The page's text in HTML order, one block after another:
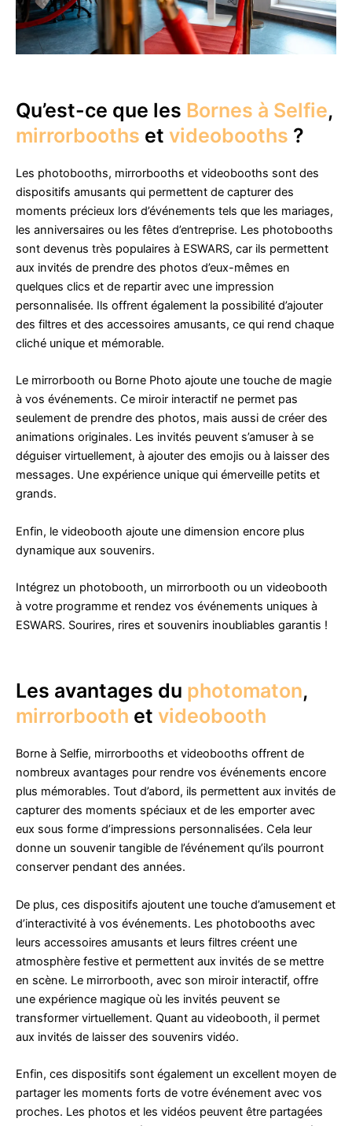
Qu’est-ce que les Bornes à Selfie,
mirrorbooths et videobooths ?
Les photobooths, mirrorbooths et videobooths sont des
dispositifs amusants qui permettent de capturer des
moments précieux lors d’événements tels que les mariages,
les anniversaires ou les fêtes d’entreprise. Les photobooths
sont devenus très populaires à ESWARS, car ils permettent
aux invités de prendre des photos d’eux-mêmes en
quelques clics et de repartir avec une impression
personnalisée. Ils offrent également la possibilité d’ajouter
des filtres et des accessoires amusants, ce qui rend chaque
cliché unique et mémorable.
Le mirrorbooth ou Borne Photo ajoute une touche de magie
à vos événements. Ce miroir interactif ne permet pas
seulement de prendre des photos, mais aussi de créer des
animations originales. Les invités peuvent s’amuser à se
déguiser virtuellement, à ajouter des emojis ou à laisser des
messages. Une expérience unique qui émerveille petits et
grands.
Enfin, le videobooth ajoute une dimension encore plus
dynamique aux souvenirs.
Intégrez un photobooth, un mirrorbooth ou un videobooth
à votre programme et rendez vos événements uniques à
ESWARS. Sourires, rires et souvenirs inoubliables garantis !
Les avantages du photomaton,
mirrorbooth et videobooth
Borne à Selfie, mirrorbooths et videobooths offrent de
nombreux avantages pour rendre vos événements encore
plus mémorables. Tout d’abord, ils permettent aux invités de
capturer des moments spéciaux et de les emporter avec
eux sous forme d’impressions personnalisées. Cela leur
donne un souvenir tangible de l’événement qu’ils pourront
conserver pendant des années.
De plus, ces dispositifs ajoutent une touche d’amusement et
d’interactivité à vos événements. Les photobooths avec
leurs accessoires amusants et leurs filtres créent une
atmosphère festive et permettent aux invités de se mettre
en scène. Le mirrorbooth, avec son miroir interactif, offre
une expérience magique où les invités peuvent se
transformer virtuellement. Quant au videobooth, il permet
aux invités de laisser des souvenirs vidéo.
Enfin, ces dispositifs sont également un excellent moyen de
partager les moments forts de votre événement avec vos
proches. Les photos et les vidéos peuvent être partagées